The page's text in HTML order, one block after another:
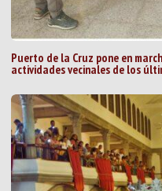
Puerto de la Cruz pone en
actividades vecinales de los